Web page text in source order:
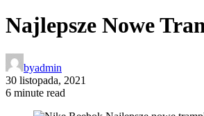
Najlepsze Nowe
byadmin
30 listopada, 2021
6 minute read